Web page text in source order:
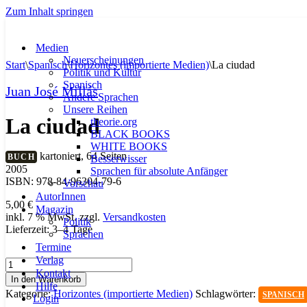
Zum Inhalt springen
Medien
Neuerscheinungen
Politik und Kultur
Spanisch
Andere Sprachen
Unsere Reihen
theorie.org
BLACK BOOKS
WHITE BOOKS
Besserwisser
Sprachen für absolute Anfänger
Vorschau
AutorInnen
Magazin
Politik
Sprachen
Termine
Verlag
Kontakt
Hilfe
Login
Start\Spanisch\Horizontes (importierte Medien)\La ciudad
Juan José Millás
La ciudad
BUCH kartoniert, 64 Seiten
2005
ISBN: 978-84-96304-79-6
5,00 €
inkl. 7 % MwSt. zzgl. Versandkosten
Lieferzeit:3–4 Tage
La
ciudad
Menge
In den Warenkorb
Kategorie:Horizontes (importierte Medien) Schlagwörter: SPANISCH